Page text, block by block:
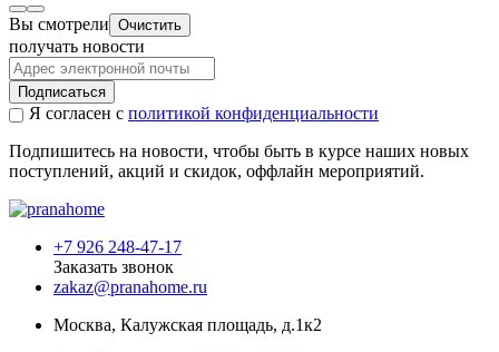
Вы смотрели Очистить
получать новости
Подписаться
Я согласен с политикой конфиденциальности
Подпишитесь на новости, чтобы быть в курсе наших новых
поступлений, акций и скидок, оффлайн мероприятий.
+7 926 248-47-17
Заказать звонок
zakaz@pranahome.ru
Москва, Калужская площадь, д.1к2